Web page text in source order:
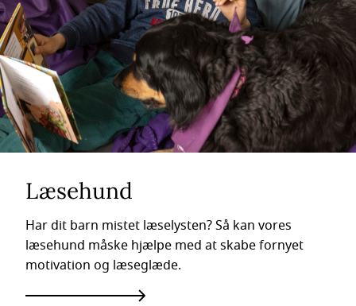
Læsehund
Har dit barn mistet læselysten? Så kan vores
læsehund måske hjælpe med at skabe fornyet
motivation og læseglæde.